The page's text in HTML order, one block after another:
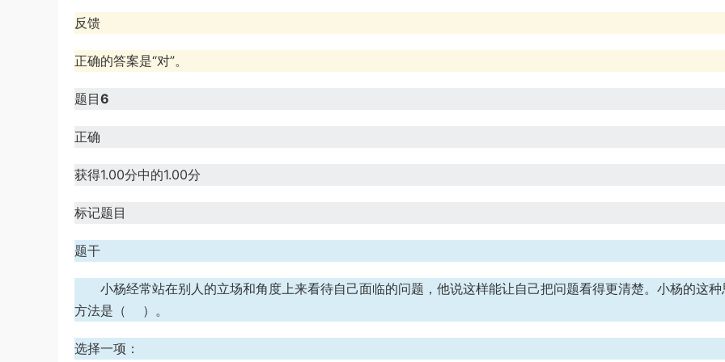
反馈
正确的答案是“对”。
题目6
正确
获得1.00分中的1.00分
标记题目
题干
小杨经常站在别人的立场和角度上来看待自己面临的问题，他说这样能让自己把问题看得更清楚。小杨的这种
方法是（ ）。
选择一项：